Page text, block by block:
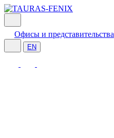
Офисы и представительства
EN